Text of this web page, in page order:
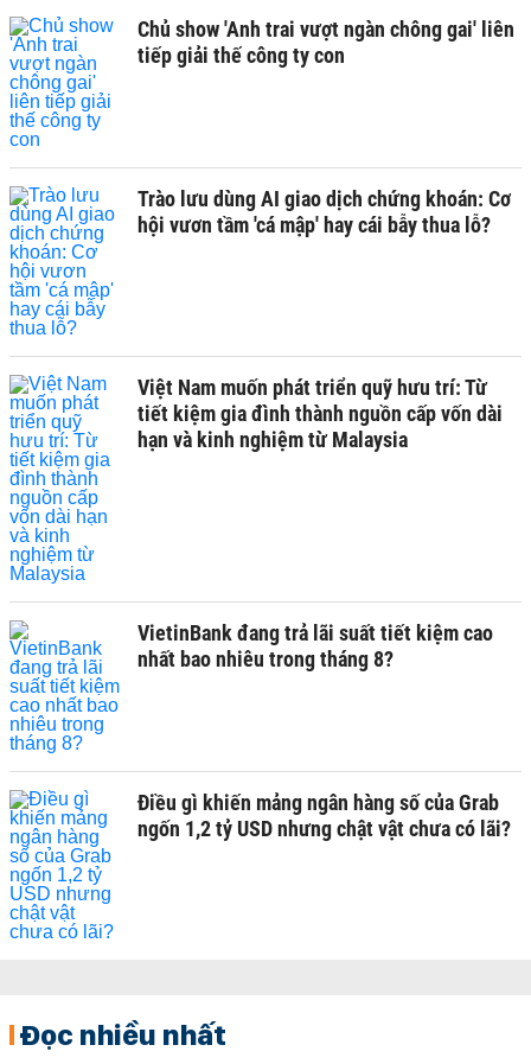
Chủ show 'Anh trai vượt ngàn chông gai' liên
tiếp giải thế công ty con
Trào lưu dùng AI giao dịch chứng khoán: Cơ
hội vươn tầm 'cá mập' hay cái bẫy thua lỗ?
Việt Nam muốn phát triển quỹ hưu trí: Từ
tiết kiệm gia đình thành nguồn cấp vốn dài
hạn và kinh nghiệm từ Malaysia
VietinBank đang trả lãi suất tiết kiệm cao
nhất bao nhiêu trong tháng 8?
Điều gì khiến mảng ngân hàng số của Grab
ngốn 1,2 tỷ USD nhưng chật vật chưa có lãi?
Đọc nhiều nhất